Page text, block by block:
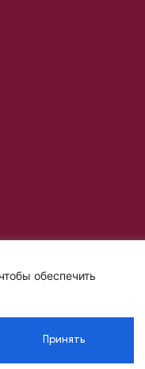
обеспечить
Принять
—
2025
PROJECT
Политик
конфиде